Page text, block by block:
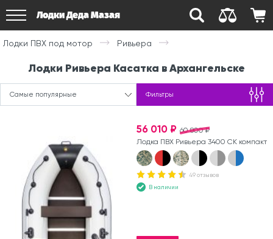
Лодки Деда Мазая
Лодки ПВХ под мотор Ривьера
Лодки Ривьера Касатка в Архангельске
Самые популярные Фильтры
60 800 ₽
56 010 ₽
Лодка ПВХ Ривьера 3400 СК компакт
49 отзывов
В наличии